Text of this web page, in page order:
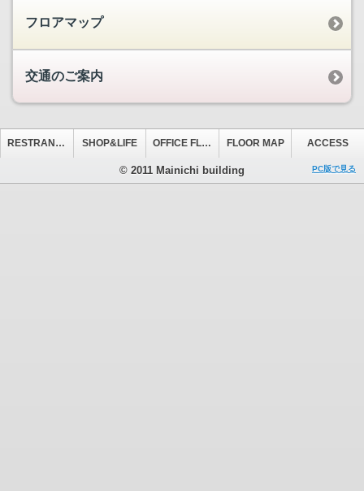
フロアマップ
交通のご案内
RESTRANT&CAFE SHOP&LIFE OFFICE FLOOR FLOOR MAP ACCESS
© 2011 Mainichi building PC版で見る